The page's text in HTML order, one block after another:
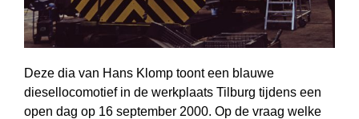
Deze dia van Hans Klomp toont een blauwe
diesellocomotief in de werkplaats Tilburg tijdens een
open dag op 16 september 2000. Op de vraag welke